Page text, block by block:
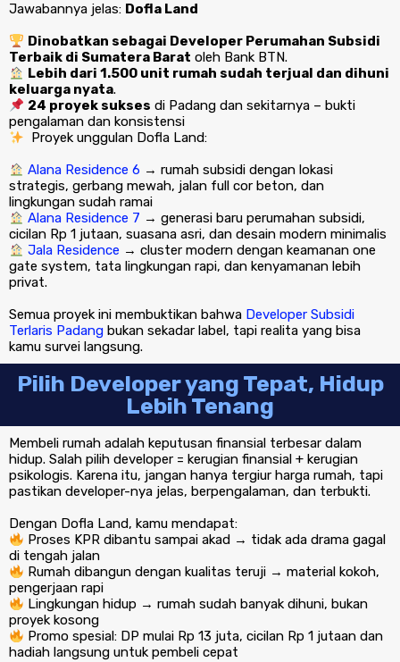
Jawabannya jelas: Dofla Land
Dinobatkan sebagai Developer Perumahan Subsidi
Terbaik di Sumatera Barat oleh Bank BTN.
Lebih dari 1.500 unit rumah sudah terjual dan dihuni
keluarga nyata.
24 proyek sukses di Padang dan sekitarnya – bukti
pengalaman dan konsistensi
Proyek unggulan Dofla Land:
Alana Residence 6 → rumah subsidi dengan lokasi
strategis, gerbang mewah, jalan full cor beton, dan
lingkungan sudah ramai
Alana Residence 7 → generasi baru perumahan subsidi,
cicilan Rp 1 jutaan, suasana asri, dan desain modern minimalis
Jala Residence → cluster modern dengan keamanan one
gate system, tata lingkungan rapi, dan kenyamanan lebih
privat.
Semua proyek ini membuktikan bahwa Developer Subsidi
Terlaris Padang bukan sekadar label, tapi realita yang bisa
kamu survei langsung.
Pilih Developer yang Tepat, Hidup
Lebih Tenang
Membeli rumah adalah keputusan finansial terbesar dalam
hidup. Salah pilih developer = kerugian finansial + kerugian
psikologis. Karena itu, jangan hanya tergiur harga rumah, tapi
pastikan developer-nya jelas, berpengalaman, dan terbukti.
Dengan Dofla Land, kamu mendapat:
Proses KPR dibantu sampai akad → tidak ada drama gagal
di tengah jalan
Rumah dibangun dengan kualitas teruji → material kokoh,
pengerjaan rapi
Lingkungan hidup → rumah sudah banyak dihuni, bukan
proyek kosong
Promo spesial: DP mulai Rp 13 juta, cicilan Rp 1 jutaan dan
hadiah langsung untuk pembeli cepat